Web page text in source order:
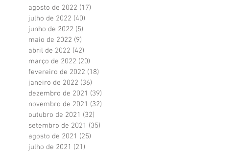
agosto de 2022 (17)
julho de 2022 (40)
junho de 2022 (5)
maio de 2022 (9)
abril de 2022 (42)
março de 2022 (20)
fevereiro de 2022 (18)
janeiro de 2022 (36)
dezembro de 2021 (39)
novembro de 2021 (32)
outubro de 2021 (32)
setembro de 2021 (35)
agosto de 2021 (25)
julho de 2021 (21)